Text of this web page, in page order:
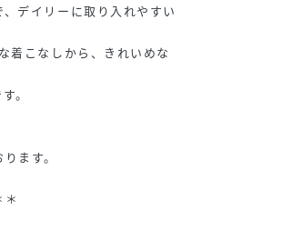
デイリーに取り入れやすい
着こなしから、きれいめな
。
ます。